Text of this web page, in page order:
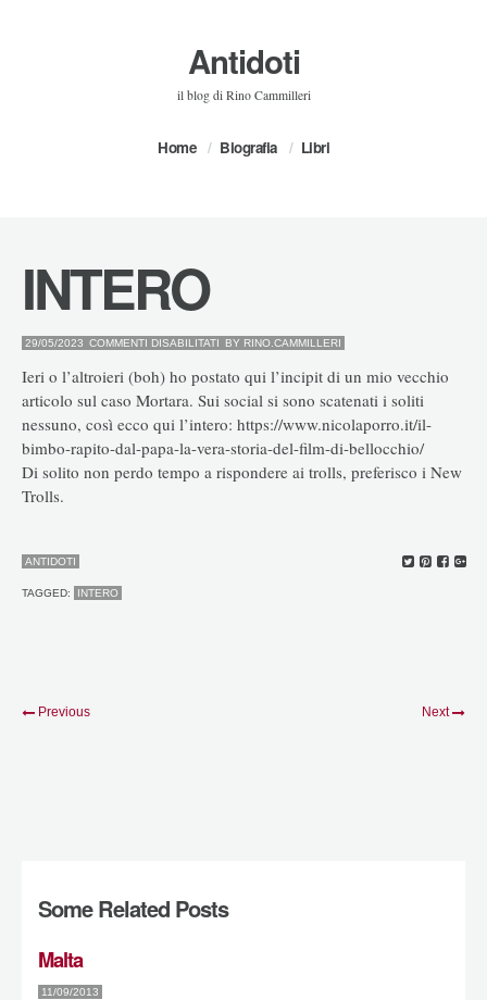
Antidoti
il blog di Rino Cammilleri
Home Biografia Libri
INTERO
29/05/2023 COMMENTI DISABILITATI SU
BY RINO.CAMMILLERI
Ieri o l’altroieri (boh) ho postato qui l’incipit di un mio vecchio
articolo sul caso Mortara. Sui social si sono scatenati i soliti
nessuno, così ecco qui l’intero: https://www.nicolaporro.it/il-
bimbo-rapito-dal-papa-la-vera-storia-del-film-di-bellocchio/
Di solito non perdo tempo a rispondere ai trolls, preferisco i New
Trolls.
ANTIDOTI
TAGGED: INTERO
Previous Next
Some Related Posts
Malta
11/09/2013